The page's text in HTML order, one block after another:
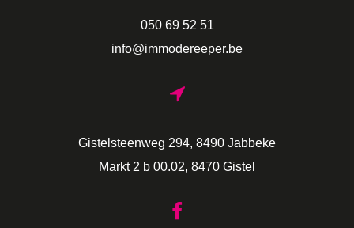
050 69 52 51
info@immodereeper.be
Gistelsteenweg 294, 8490 Jabbeke
Markt 2 b 00.02, 8470 Gistel